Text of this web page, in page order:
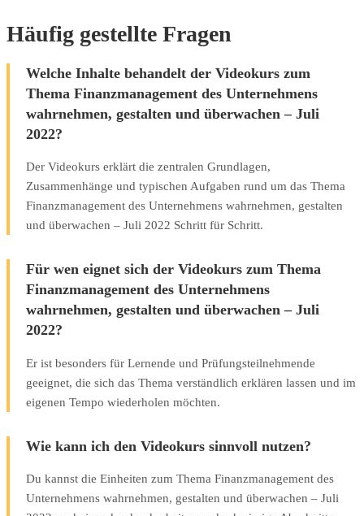
Häufig gestellte Fragen
Welche Inhalte behandelt der Videokurs zum
Thema Finanzmanagement des Unternehmens
wahrnehmen, gestalten und überwachen – Juli
2022?
Der Videokurs erklärt die zentralen Grundlagen,
Zusammenhänge und typischen Aufgaben rund um das Thema
Finanzmanagement des Unternehmens wahrnehmen, gestalten
und überwachen – Juli 2022 Schritt für Schritt.
Für wen eignet sich der Videokurs zum Thema
Finanzmanagement des Unternehmens
wahrnehmen, gestalten und überwachen – Juli
2022?
Er ist besonders für Lernende und Prüfungsteilnehmende
geeignet, die sich das Thema verständlich erklären lassen und im
eigenen Tempo wiederholen möchten.
Wie kann ich den Videokurs sinnvoll nutzen?
Du kannst die Einheiten zum Thema Finanzmanagement des
Unternehmens wahrnehmen, gestalten und überwachen – Juli